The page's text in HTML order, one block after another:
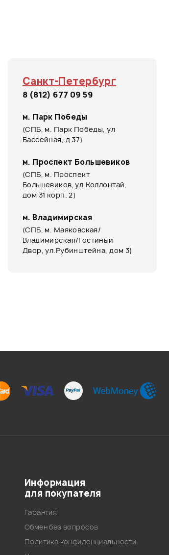
Санкт-Петербург
8 (812) 677 09 59
м. Парк Победы
(СПБ, м. Парк Победы, ул
Бассейная, д 37)
м. Проспект Большевиков
(СПБ, м. Проспект
Большевиков, ул.Коллонтай,
дом 31 корп. 2)
м. Владимирская
(СПБ, м. Маяковская/
Владимирская/Гостиный
Двор, ул.Рубинштейна, дом 3)
Информация
для покупателя
Гарантия
Обмен без вопросов
Политика конфиденциальности